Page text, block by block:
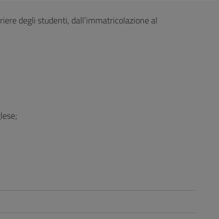
degli studenti, dall’immatricolazione al